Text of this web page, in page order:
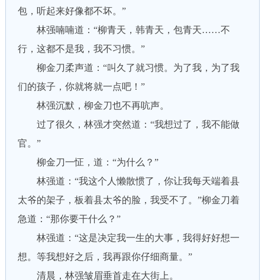
包，听起来好像都不坏。”
林强喃喃道：“柳青天，韩青天，包青天……不
行，这都不是我，我不习惯。”
柳金刀柔声道：“叫久了就习惯。为了我，为了我
们的孩子，你就将就一点吧！”
林强沉默，柳金刀也不再吭声。
过了很久，林强才突然道：“我想过了，我不能做
官。”
柳金刀一怔，道：“为什么？”
林强道：“我这个人懒散惯了，你让我每天端着县
太爷的架子，板着县太爷的脸，我受不了。”柳金刀着
急道：“那你要干什么？”
林强道：“这是决定我一生的大事，我得好好想一
想。等我想好之后，我再跟你仔细商量。”
清晨，林强皱眉垂首走在大街上。